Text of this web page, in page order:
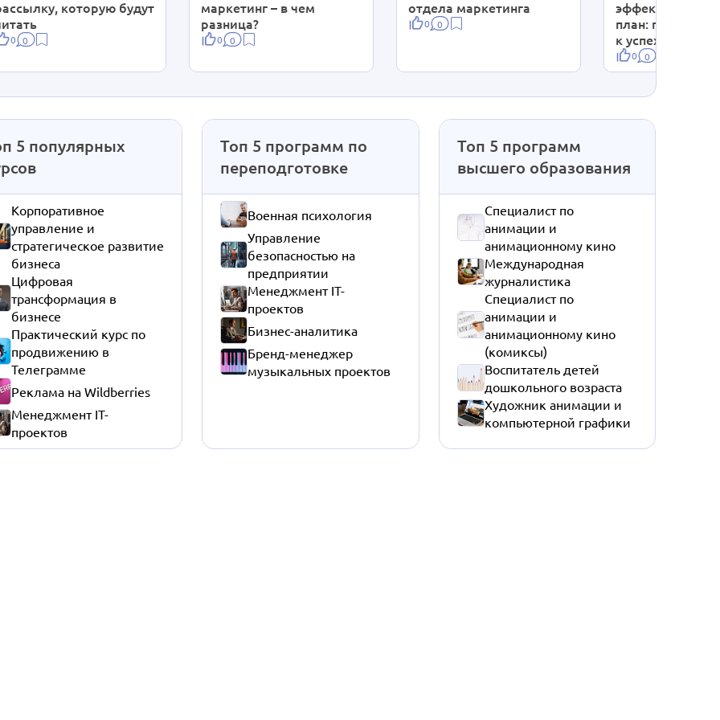
которую будут
0 0
маркетинг – в чем
разница?
0 0
отдела маркетинга
0 0
эффективный
план:
к успеху в SMM
0 0
5 популярных
Корпоративное
управление и
стратегическое развитие
бизнеса
Цифровая
трансформация в
бизнесе
Практический курс по
продвижению в
Телеграмме
Реклама на Wildberries
Менеджмент IT-
проектов
Топ 5 программ по
переподготовке
Военная психология
Управление
безопасностью на
предприятии
Менеджмент IT-
проектов
Бизнес-аналитика
Бренд-менеджер
музыкальных проектов
Топ 5 программ
высшего образования
Специалист по
анимации и
анимационному кино
Международная
журналистика
Специалист по
анимации и
анимационному кино
(комиксы)
Воспитатель детей
дошкольного возраста
Художник анимации и
компьютерной графики